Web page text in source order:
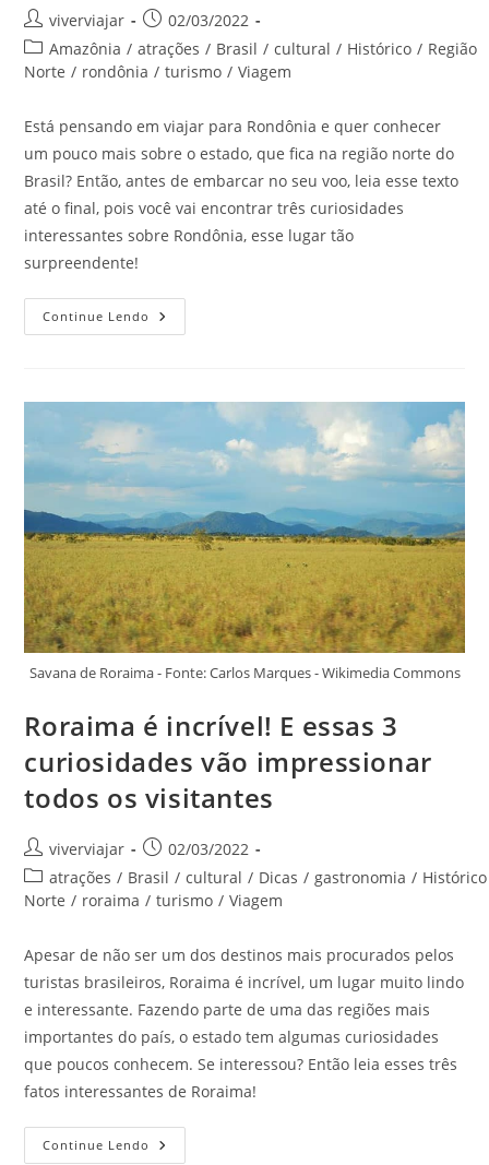
Autor
do
post:
viverviajar
Post
publicado:
02/03/2022
Categoria
do
Amazônia / atrações / Brasil / cultural / Histórico / Região
Norte / rondônia / turismo / Viagem
Está pensando em viajar para Rondônia e quer conhecer
um pouco mais sobre o estado, que fica na região norte do
Brasil? Então, antes de embarcar no seu voo, leia esse texto
até o final, pois você vai encontrar três curiosidades
interessantes sobre Rondônia, esse lugar tão
surpreendente!
Continue Lendo Curiosidades
Interessantes
Surpreenderam
E
Encantadoras
Savana de Roraima - Fonte: Carlos Marques - Wikimedia Commons
Roraima é incrível! E essas 3
curiosidades vão impressionar
todos os visitantes
Autor
do
post:
viverviajar
Post
publicado:
02/03/2022
Categoria
do
atrações / Brasil / cultural / Dicas / gastronomia / Histórico
Norte / roraima / turismo / Viagem
Apesar de não ser um dos destinos mais procurados pelos
turistas brasileiros, Roraima é incrível, um lugar muito lindo
e interessante. Fazendo parte de uma das regiões mais
importantes do país, o estado tem algumas curiosidades
que poucos conhecem. Se interessou? Então leia esses três
fatos interessantes de Roraima!
Continue Lendo Roraima
É